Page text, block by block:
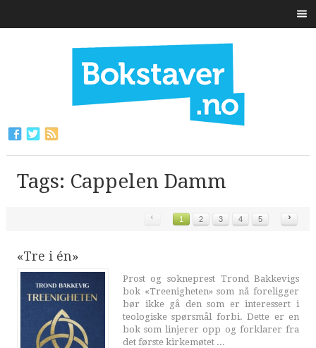
Tags: Cappelen Damm
‹ 1 2 3 4 5 ›
«Tre i én»
Prost og sokneprest Trond Bakkevigs
bok «Treenigheten» som nå foreligger
bør ikke gå den som er interessert i
teologiske spørsmål forbi. Dette er en
bok som linjerer opp og forklarer fra
det første kirkemøtet ...